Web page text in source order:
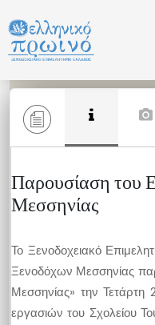
σε
περιεχόμενο
Παρουσίαση του
Μεσσηνίας
Το Ξενοδοχειακό
Ξενοδόχων Μεσσηνίας
Μεσσηνίας» την Τετάρτη
εργασιών του Σχολείου